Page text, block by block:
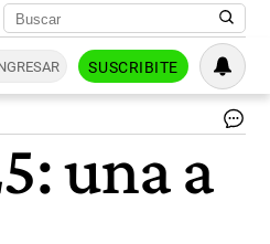
SUSCRIBITE
una a